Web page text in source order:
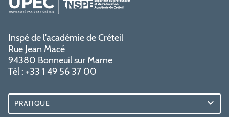
Inspé de l'académie de Créteil
Rue Jean Macé
94380 Bonneuil sur Marne
Tél : +33 1 49 56 37 00
PRATIQUE